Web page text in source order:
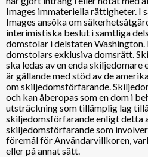
Images immateriella rättigheter. I
Images ansöka om
interimistiska beslut i samtliga
domstolar i delstaten Washington.
domstolars exklusiva domsrätt.
ska ledas av en enda skiljedomare
är gällande med stöd av de
om skiljedomsförfarande.
och kan åberopas som en dom i
utsträckning som tillämplig lag
skiljedomsförfarande enligt detta
skiljedomsförfarande som
föremål för Användarvillkoren,
eller på annat sätt.